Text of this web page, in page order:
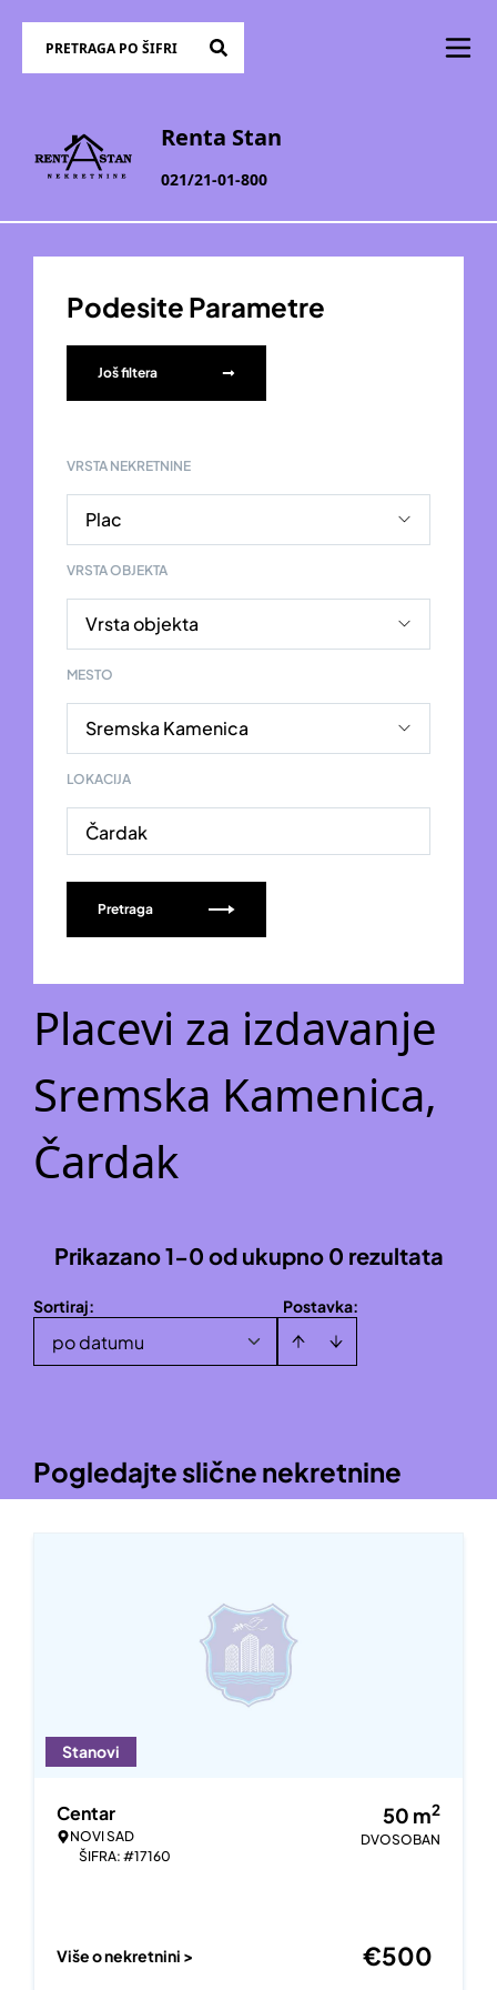
Renta Stan
021/21-01-800
Podesite Parametre
Još filtera
VRSTA NEKRETNINE
VRSTA OBJEKTA
MESTO
LOKACIJA
Čardak
Pretraga
Placevi za izdavanje
Sremska Kamenica,
Čardak
Prikazano 1-0 od ukupno 0 rezultata
Postavka:
Sortiraj:
po datumu
Pogledajte slične nekretnine
Stanovi
Centar
NOVI SAD
ŠIFRA: #17160
50 m2
DVOSOBAN
Više o nekretnini > €500